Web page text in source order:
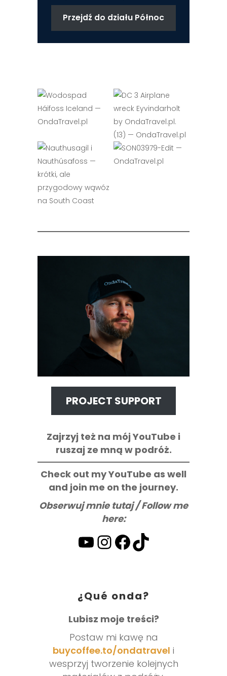
Przejdź do działu Północ
PROJECT SUPPORT
Zajrzyj też na mój YouTube i
ruszaj ze mną w podróż.
Check out my YouTube as well
and join me on the journey.
Obserwuj mnie tutaj / Follow me
here:
YouTube InstagramFacebook TikTok
¿Qué onda?
Lubisz moje treści?
Postaw mi kawę na
buycoffee.to/ondatravel i
wesprzyj tworzenie kolejnych